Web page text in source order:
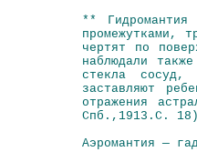
**
промежутками,
чертят по
наблюдали
стекла сосуд,
заставляют
отражения
Спб.,1913.С.
Аэромантия —